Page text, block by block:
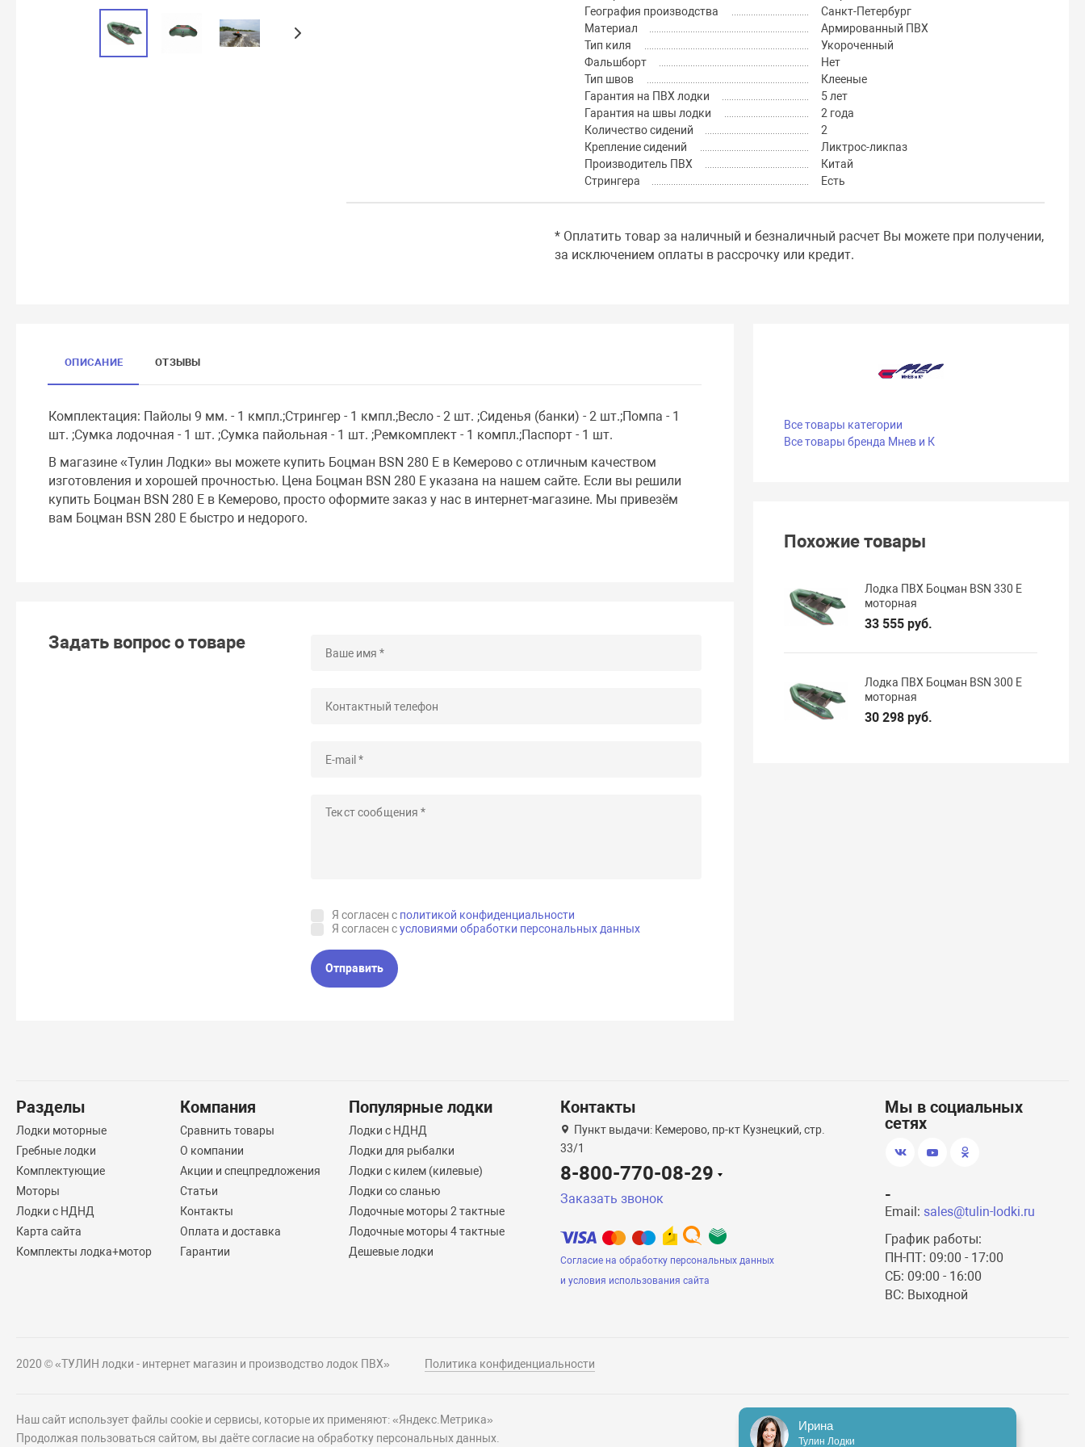
География производства
Санкт-Петербург
Материал
Армированный ПВХ
Тип киля
Укороченный
Фальшборт
Нет
Тип швов
Клееные
Гарантия на ПВХ лодки
5 лет
Гарантия на швы лодки
2 года
Количество сидений
2
Крепление сидений
Ликтрос-ликпаз
Производитель ПВХ
Китай
Стрингера
Есть
* Оплатить товар за наличный и безналичный расчет Вы можете при получении,
за исключением оплаты в рассрочку или кредит.
ОПИСАНИЕ ОТЗЫВЫ
Комплектация: Пайолы 9 мм. - 1 кмпл.;Стрингер - 1 кмпл.;Весло - 2 шт. ;Сиденья (банки) - 2 шт.;Помпа - 1
шт. ;Сумка лодочная - 1 шт. ;Сумка пайольная - 1 шт. ;Ремкомплект - 1 компл.;Паспорт - 1 шт.
В магазине «Тулин Лодки» вы можете купить Боцман BSN 280 E в Кемерово с отличным качеством
изготовления и хорошей прочностью. Цена Боцман BSN 280 E указана на нашем сайте. Если вы решили
купить Боцман BSN 280 E в Кемерово, просто оформите заказ у нас в интернет-магазине. Мы привезём
вам Боцман BSN 280 E быстро и недорого.
Задать вопрос о товаре
Я согласен с политикой конфиденциальности
Я согласен сусловиями обработки персональных данных
Отправить
Все товары категории
Все товары бренда Мнев и К
Похожие товары
Лодка ПВХ Боцман BSN 330 E
моторная
33 555 руб.
Лодка ПВХ Боцман BSN 300 E
моторная
30 298 руб.
Разделы
Лодки моторные
Гребные лодки
Комплектующие
Моторы
Лодки с НДНД
Карта сайта
Комплекты лодка+мотор
Компания
Сравнить товары
О компании
Акции и спецпредложения
Статьи
Контакты
Оплата и доставка
Гарантии
Популярные лодки
Лодки с НДНД
Лодки для рыбалки
Лодки с килем (килевые)
Лодки со сланью
Лодочные моторы 2 тактные
Лодочные моторы 4 тактные
Дешевые лодки
Контакты
Пункт выдачи: Кемерово, пр-кт Кузнецкий, стр.
33/1
8-800-770-08-29
Заказать звонок
Согласие на обработку персональных данных
и условия использования сайта
Мы в социальных
сетях
-
Email: sales@tulin-lodki.ru
График работы:
ПН-ПТ: 09:00 - 17:00
СБ: 09:00 - 16:00
ВС: Выходной
2020 © «ТУЛИН лодки - интернет магазин и производство лодок ПВХ» Политика конфиденциальности
Наш сайт использует файлы cookie и сервисы, которые их применяют: «Яндекс.Метрика»
Продолжая пользоваться сайтом, вы даёте согласие на обработку персональных данных.
Ирина
Тулин Лодки